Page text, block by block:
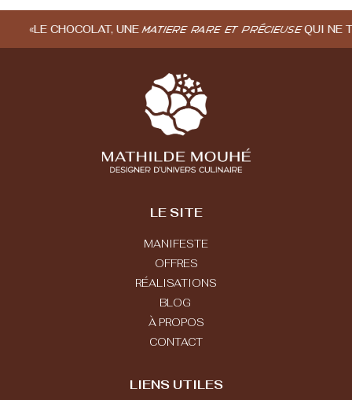
«LE CHOCOLAT, UNEMATIÈRE RARE ET PRÉCIEUSEQUI NE
LE SITE
MANIFESTE
OFFRES
RÉALISATIONS
BLOG
À PROPOS
CONTACT
LIENS UTILES